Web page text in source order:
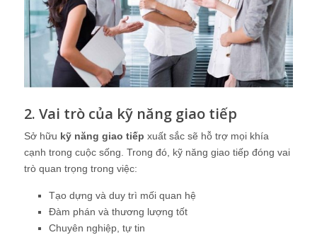
2. Vai trò của kỹ năng giao tiếp
Sở hữu kỹ năng giao tiếp xuất sắc sẽ hỗ trợ mọi khía
cạnh trong cuộc sống. Trong đó, kỹ năng giao tiếp đóng vai
trò quan trọng trong việc:
Tạo dựng và duy trì mối quan hệ
Đàm phán và thương lượng tốt
Chuyên nghiệp, tự tin